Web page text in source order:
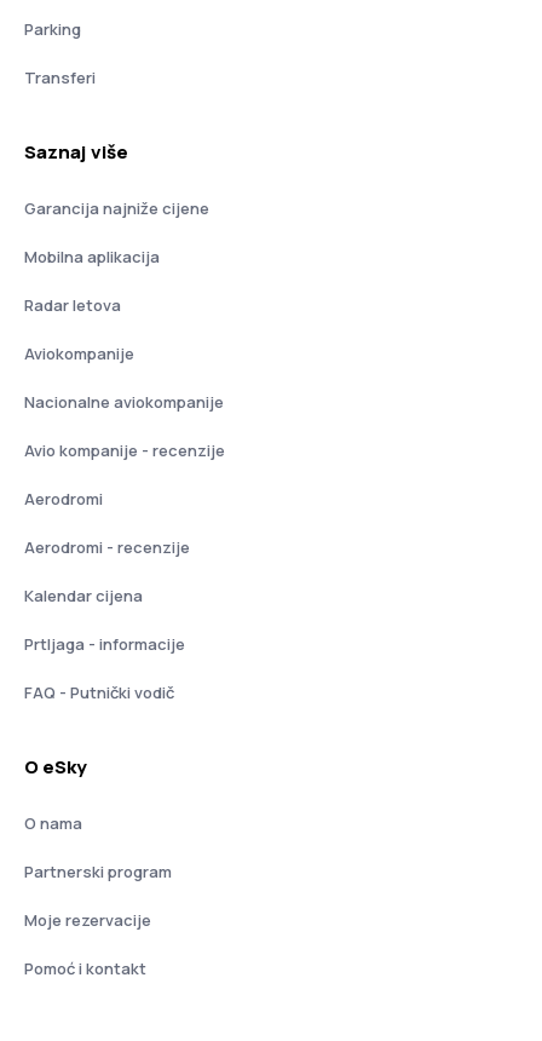
Parking
Transferi
Saznaj više
Garancija najniže cijene
Mobilna aplikacija
Radar letova
Aviokompanije
Nacionalne aviokompanije
Avio kompanije - recenzije
Aerodromi
Aerodromi - recenzije
Kalendar cijena
Prtljaga - informacije
FAQ - Putnički vodič
O eSky
O nama
Partnerski program
Moje rezervacije
Pomoć i kontakt